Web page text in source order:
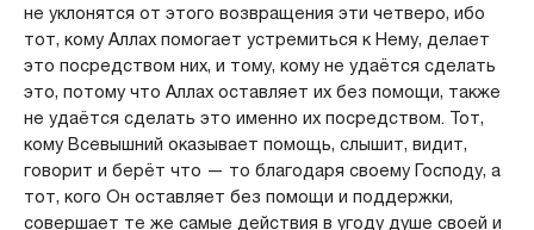
не уклонятся от этого возвращения эти четверо, ибо
тот, кому Аллах помогает устремиться к Нему, делает
это посредством них, и тому, кому не удаётся сделать
это, потому что Аллах оставляет их без помощи, также
не удаётся сделать это именно их посредством. Тот,
кому Всевышний оказывает помощь, слышит, видит,
говорит и берёт что — то благодаря своему Господу, а
тот, кого Он оставляет без помощи и поддержки,
совершает те же самые действия в угоду душе своей и